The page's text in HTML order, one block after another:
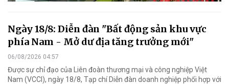
Ngày 18/8: Diễn đàn "Bất động sản khu vực
phía Nam - Mở dư địa tăng trưởng mới"
06/08/2026 04:57
Được sự chỉ đạo của Liên đoàn thương mại và công nghiệp Việt
Nam (VCCI), ngày 18/8, Tạp chí Diễn đàn doanh nghiệp phối hợp với